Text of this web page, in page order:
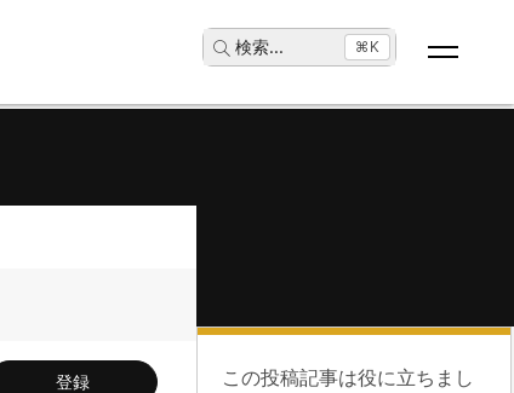
検索... ⌘K
登録
この投稿記事は役に立ちまし